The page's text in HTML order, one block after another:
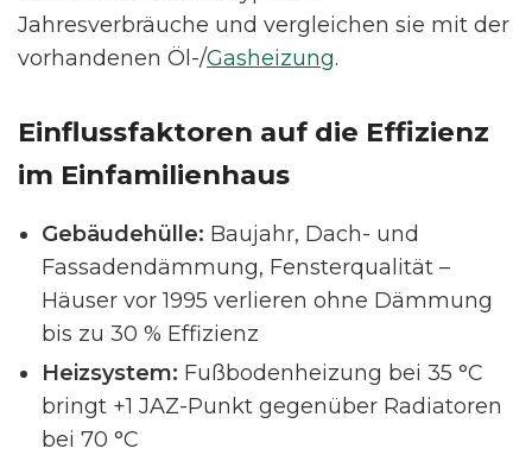
Jahresverbräuche und vergleichen sie mit der
vorhandenen Öl-/Gasheizung.
Einflussfaktoren auf die Effizienz
im Einfamilienhaus
Gebäudehülle: Baujahr, Dach- und
Fassadendämmung, Fensterqualität –
Häuser vor 1995 verlieren ohne Dämmung
bis zu 30 % Effizienz
Heizsystem: Fußbodenheizung bei 35 °C
bringt +1 JAZ-Punkt gegenüber Radiatoren
bei 70 °C